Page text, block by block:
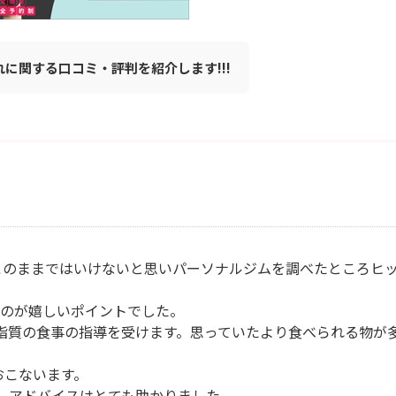
関する口コミ・評判を紹介します!!!
ままではいけないと思いパーソナルジムを調べたところヒ
が嬉しいポイントでした。
の食事の指導を受けます。思っていたより食べられる物が
ないます。